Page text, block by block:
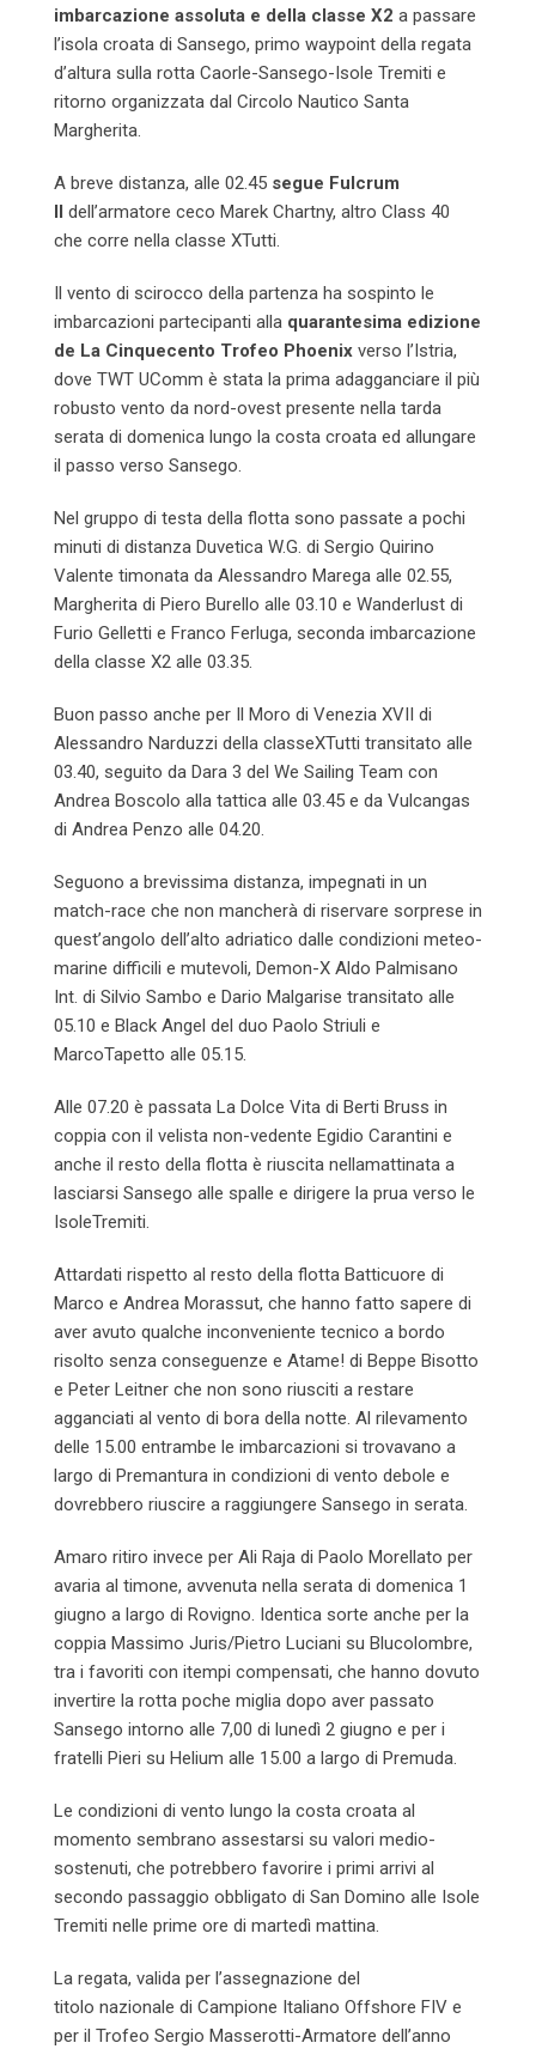
imbarcazione assoluta e della classe X2 a passare
l’isola croata di Sansego, primo waypoint della regata
d’altura sulla rotta Caorle-Sansego-Isole Tremiti e
ritorno organizzata dal Circolo Nautico Santa
Margherita.
A breve distanza, alle 02.45 segue Fulcrum
II dell’armatore ceco Marek Chartny, altro Class 40
che corre nella classe XTutti.
Il vento di scirocco della partenza ha sospinto le
imbarcazioni partecipanti alla quarantesima edizione
de La Cinquecento Trofeo Phoenix verso l’Istria,
dove TWT UComm è stata la prima adagganciare il più
robusto vento da nord-ovest presente nella tarda
serata di domenica lungo la costa croata ed allungare
il passo verso Sansego.
Nel gruppo di testa della flotta sono passate a pochi
minuti di distanza Duvetica W.G. di Sergio Quirino
Valente timonata da Alessandro Marega alle 02.55,
Margherita di Piero Burello alle 03.10 e Wanderlust di
Furio Gelletti e Franco Ferluga, seconda imbarcazione
della classe X2 alle 03.35.
Buon passo anche per Il Moro di Venezia XVII di
Alessandro Narduzzi della classeXTutti transitato alle
03.40, seguito da Dara 3 del We Sailing Team con
Andrea Boscolo alla tattica alle 03.45 e da Vulcangas
di Andrea Penzo alle 04.20.
Seguono a brevissima distanza, impegnati in un
match-race che non mancherà di riservare sorprese in
quest’angolo dell’alto adriatico dalle condizioni meteo-
marine difficili e mutevoli, Demon-X Aldo Palmisano
Int. di Silvio Sambo e Dario Malgarise transitato alle
05.10 e Black Angel del duo Paolo Striuli e
MarcoTapetto alle 05.15.
Alle 07.20 è passata La Dolce Vita di Berti Bruss in
coppia con il velista non-vedente Egidio Carantini e
anche il resto della flotta è riuscita nellamattinata a
lasciarsi Sansego alle spalle e dirigere la prua verso le
IsoleTremiti.
Attardati rispetto al resto della flotta Batticuore di
Marco e Andrea Morassut, che hanno fatto sapere di
aver avuto qualche inconveniente tecnico a bordo
risolto senza conseguenze e Atame! di Beppe Bisotto
e Peter Leitner che non sono riusciti a restare
agganciati al vento di bora della notte. Al rilevamento
delle 15.00 entrambe le imbarcazioni si trovavano a
largo di Premantura in condizioni di vento debole e
dovrebbero riuscire a raggiungere Sansego in serata.
Amaro ritiro invece per Ali Raja di Paolo Morellato per
avaria al timone, avvenuta nella serata di domenica 1
giugno a largo di Rovigno. Identica sorte anche per la
coppia Massimo Juris/Pietro Luciani su Blucolombre,
tra i favoriti con itempi compensati, che hanno dovuto
invertire la rotta poche miglia dopo aver passato
Sansego intorno alle 7,00 di lunedì 2 giugno e per i
fratelli Pieri su Helium alle 15.00 a largo di Premuda.
Le condizioni di vento lungo la costa croata al
momento sembrano assestarsi su valori medio-
sostenuti, che potrebbero favorire i primi arrivi al
secondo passaggio obbligato di San Domino alle Isole
Tremiti nelle prime ore di martedì mattina.
La regata, valida per l’assegnazione del
titolo nazionale di Campione Italiano Offshore FIV e
per il Trofeo Sergio Masserotti-Armatore dell’anno